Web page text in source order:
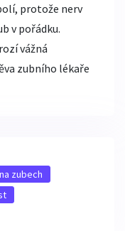
protože nerv
v pořádku.
vážná
zubního lékaře
zubech